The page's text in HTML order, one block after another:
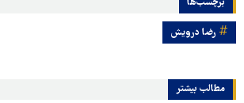
برچسب‌ها
رضا درویش
مطالب بیشتر